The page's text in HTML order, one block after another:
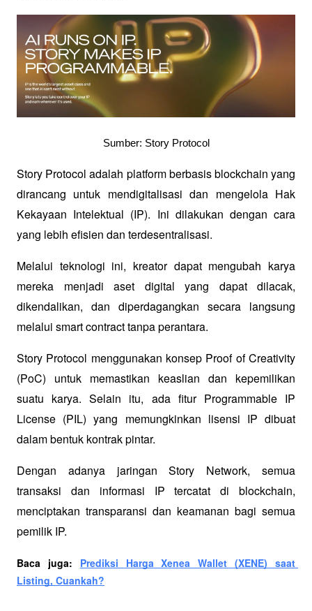
Sumber: Story Protocol
Story Protocol adalah platform berbasis blockchain yang
dirancang untuk mendigitalisasi dan mengelola Hak
Kekayaan Intelektual (IP). Ini dilakukan dengan cara
yang lebih efisien dan terdesentralisasi.
Melalui teknologi ini, kreator dapat mengubah karya
mereka menjadi aset digital yang dapat dilacak,
dikendalikan, dan diperdagangkan secara langsung
melalui smart contract tanpa perantara.
Story Protocol menggunakan konsep Proof of Creativity
(PoC) untuk memastikan keaslian dan kepemilikan
suatu karya. Selain itu, ada fitur Programmable IP
License (PIL) yang memungkinkan lisensi IP dibuat
dalam bentuk kontrak pintar.
Dengan adanya jaringan Story Network, semua
transaksi dan informasi IP tercatat di blockchain,
menciptakan transparansi dan keamanan bagi semua
pemilik IP.
Baca juga: Prediksi Harga Xenea Wallet (XENE) saat
Listing, Cuankah?